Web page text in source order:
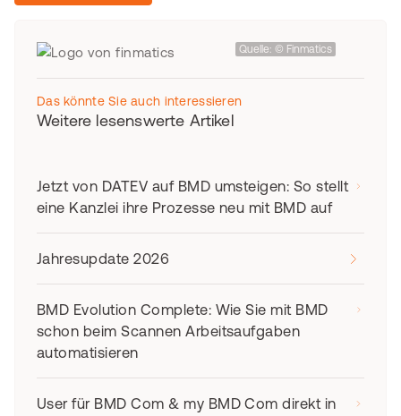
Quelle: © Finmatics
Das könnte Sie auch interessieren
Weitere lesenswerte Artikel
Jetzt von DATEV auf BMD umsteigen: So stellt
eine Kanzlei ihre Prozesse neu mit BMD auf
Jahresupdate 2026
BMD Evolution Complete: Wie Sie mit BMD
schon beim Scannen Arbeitsaufgaben
automatisieren
User für BMD Com & my BMD Com direkt in